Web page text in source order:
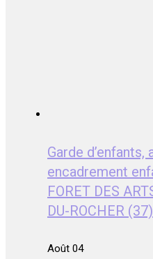
Garde
encadrement
FORET DES
DU-ROCHER (37)
Août 04